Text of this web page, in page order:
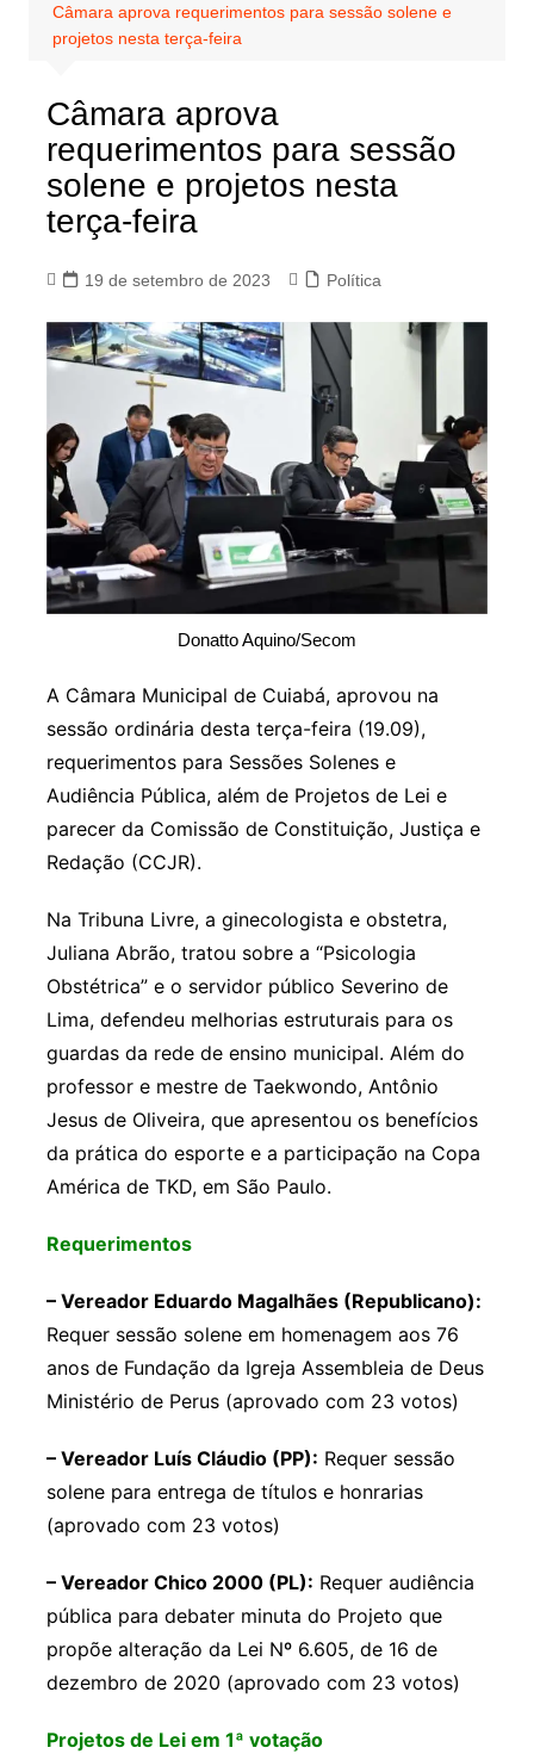
Câmara aprova requerimentos para sessão solene e
projetos nesta terça-feira
Câmara aprova
requerimentos para sessão
solene e projetos nesta
terça-feira
19 de setembro de 2023 Política
Donatto Aquino/Secom
A Câmara Municipal de Cuiabá, aprovou na
sessão ordinária desta terça-feira (19.09),
requerimentos para Sessões Solenes e
Audiência Pública, além de Projetos de Lei e
parecer da Comissão de Constituição, Justiça e
Redação (CCJR).
Na Tribuna Livre, a ginecologista e obstetra,
Juliana Abrão, tratou sobre a “Psicologia
Obstétrica” e o servidor público Severino de
Lima, defendeu melhorias estruturais para os
guardas da rede de ensino municipal. Além do
professor e mestre de Taekwondo, Antônio
Jesus de Oliveira, que apresentou os benefícios
da prática do esporte e a participação na Copa
América de TKD, em São Paulo.
Requerimentos
– Vereador Eduardo Magalhães (Republicano):
Requer sessão solene em homenagem aos 76
anos de Fundação da Igreja Assembleia de Deus
Ministério de Perus (aprovado com 23 votos)
– Vereador Luís Cláudio (PP): Requer sessão
solene para entrega de títulos e honrarias
(aprovado com 23 votos)
– Vereador Chico 2000 (PL): Requer audiência
pública para debater minuta do Projeto que
propõe alteração da Lei Nº 6.605, de 16 de
dezembro de 2020 (aprovado com 23 votos)
Projetos de Lei em 1ª votação